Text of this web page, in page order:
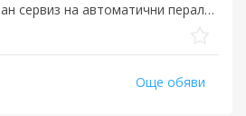
Официален оторизиран сервиз на автоматични перални ' SIEMENS'...
Още обяви